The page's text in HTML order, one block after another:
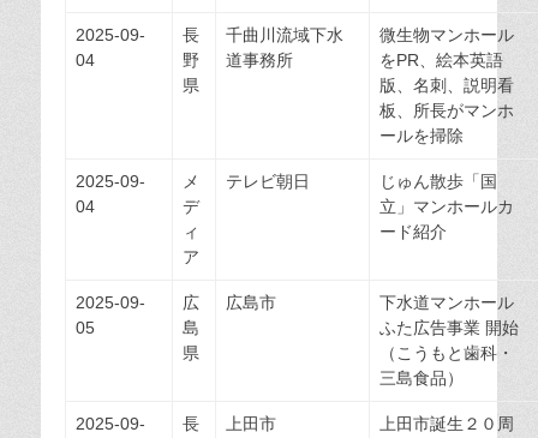
2025-09-
04
長
野
県
千曲川流域下水
道事務所
微生物マンホール
をPR、絵本英語
版、名刺、説明看
板、所長がマンホ
ールを掃除
2025-09-
04
メ
デ
ィ
ア
テレビ朝日
じゅん散歩「国
立」マンホールカ
ード紹介
2025-09-
05
広
島
県
広島市
下水道マンホール
ふた広告事業 開始
（こうもと歯科・
三島食品）
2025-09-
長
上田市
上田市誕生２０周